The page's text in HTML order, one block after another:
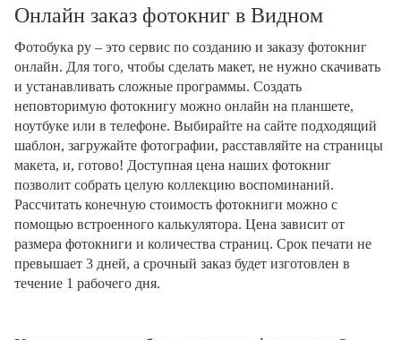
Онлайн заказ фотокниг в Видном
Фотобука ру – это сервис по созданию и заказу фотокниг
онлайн. Для того, чтобы сделать макет, не нужно скачивать
и устанавливать сложные программы. Создать
неповторимую фотокнигу можно онлайн на планшете,
ноутбуке или в телефоне. Выбирайте на сайте подходящий
шаблон, загружайте фотографии, расставляйте на страницы
макета, и, готово! Доступная цена наших фотокниг
позволит собрать целую коллекцию воспоминаний.
Рассчитать конечную стоимость фотокниги можно с
помощью встроенного калькулятора. Цена зависит от
размера фотокниги и количества страниц. Срок печати не
превышает 3 дней, а срочный заказ будет изготовлен в
течение 1 рабочего дня.